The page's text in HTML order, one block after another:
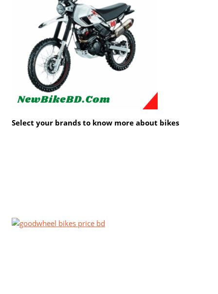
Select your brands to know more about bikes